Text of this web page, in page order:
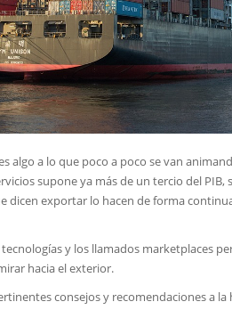
algo a lo que poco a poco se van
supone ya más de un tercio del
dicen exportar lo hacen de forma
tecnologías y los llamados marketplaces
hacia el exterior.
consejos y recomendaciones a